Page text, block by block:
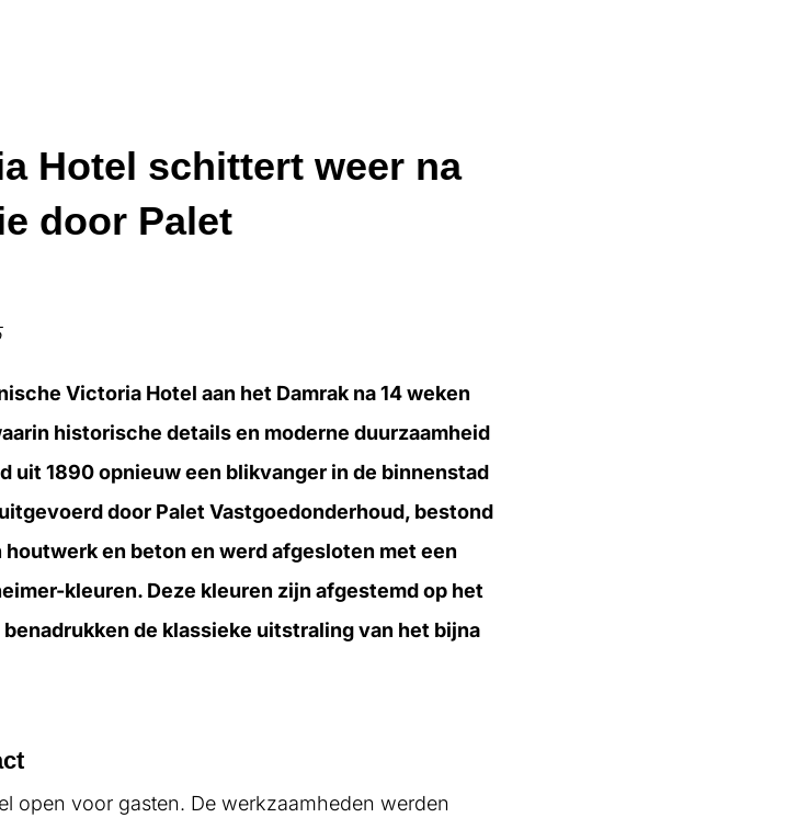
Hotel schittert weer na
door Palet
Victoria Hotel aan het Damrak na 14 weken
historische details en moderne duurzaamheid
uit 1890 opnieuw een blikvanger in de binnenstad
door Palet Vastgoedonderhoud, bestond
en beton en werd afgesloten met een
kleuren. Deze kleuren zijn afgestemd op het
de klassieke uitstraling van het bijna
open voor gasten. De werkzaamheden werden